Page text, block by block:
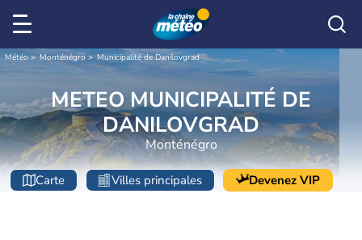
Météo Monténégro Municipalité de Danilovgrad
METEO MUNICIPALITÉ DE
DANILOVGRAD
Monténégro
Carte Villes principales Devenez VIP